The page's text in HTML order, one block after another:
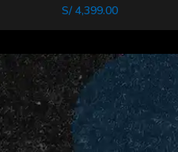
MEMORIA 16GB DISCO
S/4,399.00